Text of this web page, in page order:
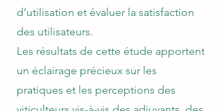
d’utilisation et évaluer la satisfaction
des utilisateurs.
Les résultats de cette étude apportent
un éclairage précieux sur les
pratiques et les perceptions des